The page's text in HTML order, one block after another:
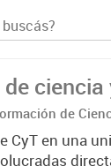
de
CyT en una